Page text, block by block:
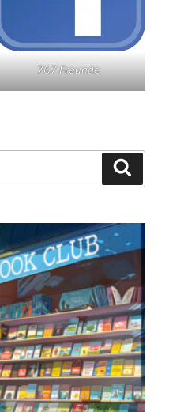
767 Freunde